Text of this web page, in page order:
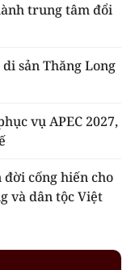
trung tâm đổi
sản Thăng Long
vụ APEC 2027,
cống hiến cho
và dân tộc Việt